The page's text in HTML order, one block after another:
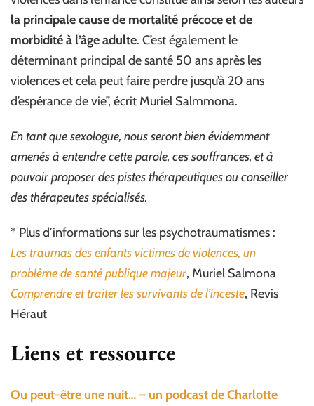
la principale cause de mortalité précoce et de
morbidité à l’âge adulte. C’est également le
déterminant principal de santé 50 ans après les
violences et cela peut faire perdre jusqu’à 20 ans
d’espérance de vie”, écrit Muriel Salmmona.
En tant que sexologue, nous seront bien évidemment
amenés à entendre cette parole, ces souffrances, et à
pouvoir proposer des pistes thérapeutiques ou conseiller
des thérapeutes spécialisés.
* Plus d’informations sur les psychotraumatismes :
Les traumas des enfants victimes de violences, un
problème de santé publique majeur, Muriel Salmona
Comprendre et traiter les survivants de l’inceste, Revis
Héraut
Liens et ressource
Ou peut-être une nuit… – un podcast de Charlotte